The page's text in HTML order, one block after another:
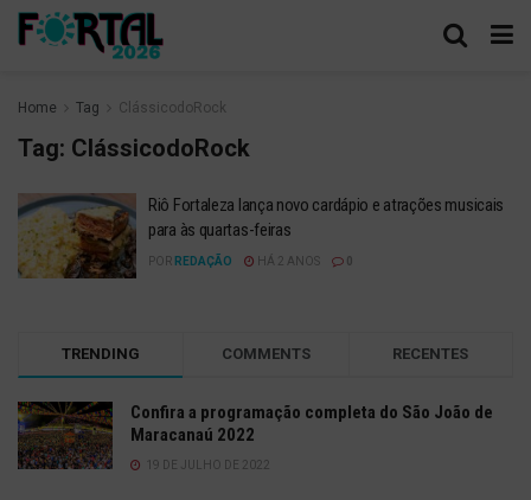
Home Tag ClássicodoRock
Tag: ClássicodoRock
Riô Fortaleza lança novo cardápio e atrações musicais
para às quartas-feiras
POR REDAÇÃO HÁ 2 ANOS
TRENDING COMMENTS RECENTES
Confira a programação completa do São João de
Maracanaú 2022
19 DE JULHO DE 2022